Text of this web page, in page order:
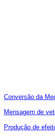
Conversão da
Mensagem de
Produção de